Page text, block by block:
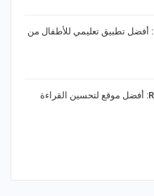
تحميل LogicLike: أفضل تطبيق تعليمي للأطفال من
موقع ReadTheory: أفضل موقع لتحسين القراءة